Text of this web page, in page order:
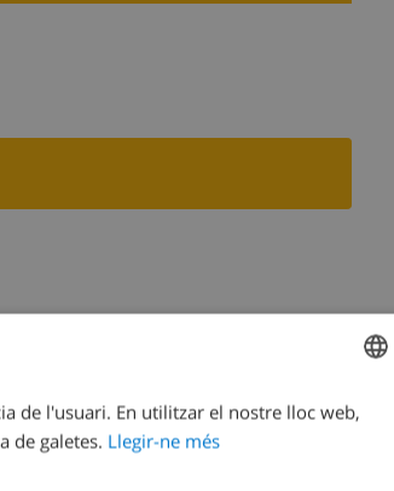
CATALAN
de l'usuari. En utilitzar el nostre lloc web,
de galetes. Llegir-ne més